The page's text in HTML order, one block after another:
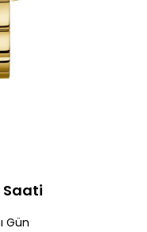
Saati
Gün